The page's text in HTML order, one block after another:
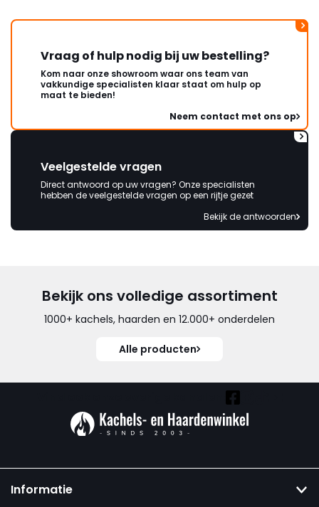
Vraag of hulp nodig bij uw bestelling?
Kom naar onze showroom waar ons team van
vakkundige specialisten klaar staat om hulp op
maat te bieden!
Neem contact met ons op
Veelgestelde vragen
Direct antwoord op uw vragen? Onze specialisten
hebben de veelgestelde vragen op een rijtje gezet
Bekijk de antwoorden
Bekijk ons volledige assortiment
1000+ kachels, haarden en 12.000+ onderdelen
Alle producten
Informatie